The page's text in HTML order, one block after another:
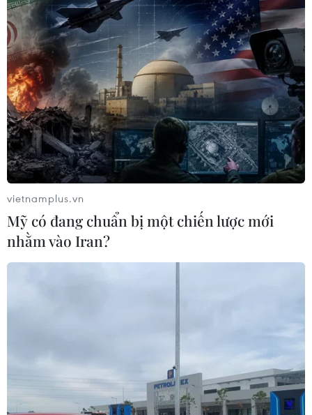
vietnamplus.vn
Mỹ có đang chuẩn bị một chiến lược mới
nhằm vào Iran?